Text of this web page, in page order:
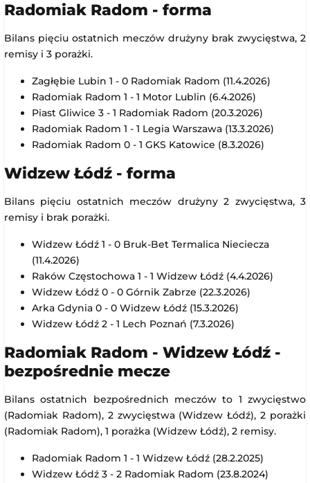
Radomiak Radom - forma
Bilans pięciu ostatnich meczów drużyny brak zwycięstwa, 2
remisy i 3 porażki.
Zagłębie Lubin 1 - 0 Radomiak Radom (11.4.2026)
Radomiak Radom 1 - 1 Motor Lublin (6.4.2026)
Piast Gliwice 3 - 1 Radomiak Radom (20.3.2026)
Radomiak Radom 1 - 1 Legia Warszawa (13.3.2026)
Radomiak Radom 0 - 1 GKS Katowice (8.3.2026)
Widzew Łódź - forma
Bilans pięciu ostatnich meczów drużyny 2 zwycięstwa, 3
remisy i brak porażki.
Widzew Łódź 1 - 0 Bruk-Bet Termalica Nieciecza
(11.4.2026)
Raków Częstochowa 1 - 1 Widzew Łódź (4.4.2026)
Widzew Łódź 0 - 0 Górnik Zabrze (22.3.2026)
Arka Gdynia 0 - 0 Widzew Łódź (15.3.2026)
Widzew Łódź 2 - 1 Lech Poznań (7.3.2026)
Radomiak Radom - Widzew Łódź -
bezpośrednie mecze
Bilans ostatnich bezpośrednich meczów to 1 zwycięstwo
(Radomiak Radom), 2 zwycięstwa (Widzew Łódź), 2 porażki
(Radomiak Radom), 1 porażka (Widzew Łódź), 2 remisy.
Radomiak Radom 1 - 1 Widzew Łódź (28.2.2025)
Widzew Łódź 3 - 2 Radomiak Radom (23.8.2024)